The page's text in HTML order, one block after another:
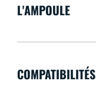
L'AMPOULE
COMPATIBILITÉS